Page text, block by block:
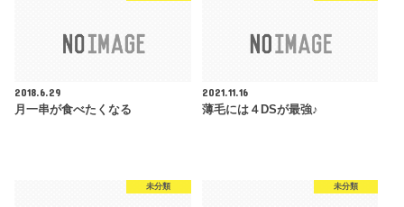
2018.6.29
月一串が食べたくなる
2021.11.16
薄毛には４DSが最強♪
未分類 未分類